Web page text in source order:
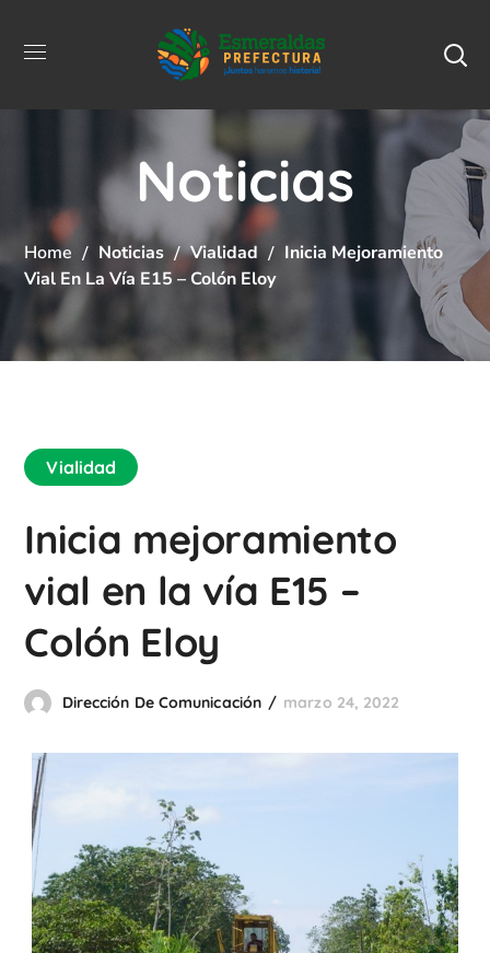
Noticias
Home Noticias Vialidad
Inicia Mejoramiento
Vial En La Vía E15 – Colón Eloy
Vialidad
Inicia mejoramiento
vial en la vía E15 –
Colón Eloy
Dirección De Comunicación marzo 24, 2022